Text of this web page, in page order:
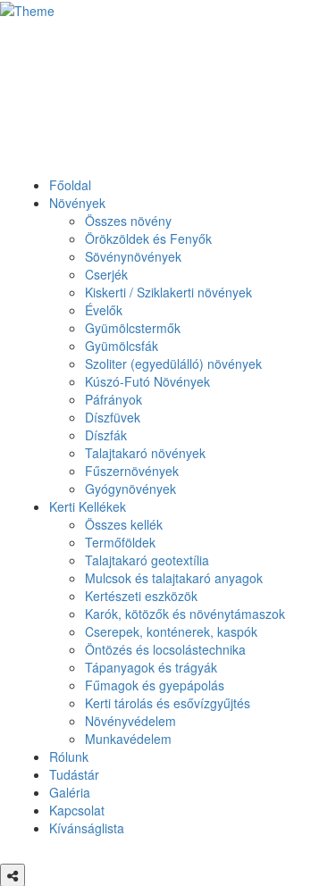
Főoldal
Növények
Összes növény
Örökzöldek és Fenyők
Sövénynövények
Cserjék
Kiskerti / Sziklakerti növények
Évelők
Gyümölcstermők
Gyümölcsfák
Szoliter (egyedülálló) növények
Kúszó-Futó Növények
Páfrányok
Díszfüvek
Díszfák
Talajtakaró növények
Fűszernövények
Gyógynövények
Kerti Kellékek
Összes kellék
Termőföldek
Talajtakaró geotextília
Mulcsok és talajtakaró anyagok
Kertészeti eszközök
Karók, kötözők és növénytámaszok
Cserepek, konténerek, kaspók
Öntözés és locsolástechnika
Tápanyagok és trágyák
Fűmagok és gyepápolás
Kerti tárolás és esővízgyűjtés
Növényvédelem
Munkavédelem
Rólunk
Tudástár
Galéria
Kapcsolat
Kívánságlista